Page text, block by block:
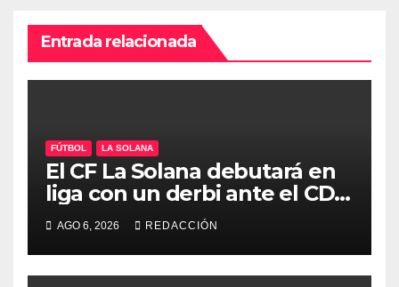
Entrada relacionada
FÚTBOL LA SOLANA
El CF La Solana debutará en
liga con un derbi ante el CD
Manchego Ciudad Real
AGO 6, 2026 REDACCIÓN